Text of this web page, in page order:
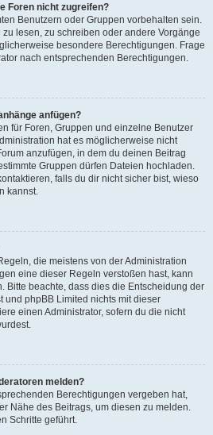
Foren nicht zugreifen?
Benutzern oder Gruppen vorbehalten sein.
lesen, zu schreiben oder andere Vorgänge
besondere Berechtigungen. Frage
nach entsprechenden Berechtigungen.
anfügen?
für Foren, Gruppen und einzelne Benutzer
hat es möglicherweise nicht
anzufügen, in dem du deinen Beitrag
Gruppen dürfen Dateien hochladen.
falls du dir nicht sicher bist, wieso
kannst.
die meistens von der Administration
eine dieser Regeln verstoßen hast, kann
Bitte beachte, dass dies die Entscheidung der
und phpBB Limited nichts mit dieser
einen Administrator, sofern du die nicht
melden?
Berechtigungen vergeben hat,
Nähe des Beitrags, um diesen zu melden.
Schritte geführt.